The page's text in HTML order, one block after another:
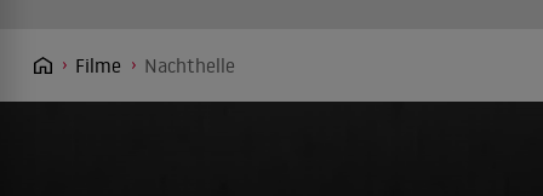
Filme Nachthelle